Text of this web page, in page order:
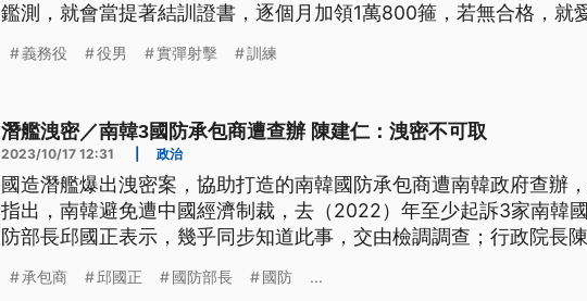
鑑測，就會當提著結訓證書，逐個月加領1萬800箍，若無合格，就
義務役 役男 實彈射擊 訓練
潛艦洩密／南韓3國防承包商遭查辦 陳建仁：洩密不可取
2023/10/17 12:31 政治
國造潛艦爆出洩密案，協助打造的南韓國防承包商遭南韓政府查辦
指出，南韓避免遭中國經濟制裁，去（2022）年至少起訴3家南韓
防部長邱國正表示，幾乎同步知道此事，交由檢調調查；行政院長
用。
承包商 邱國正 國防部長 國防 ...